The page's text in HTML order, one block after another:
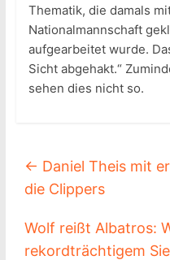
Thematik, die damals
Nationalmannschaft
aufgearbeitet wurde.
Sicht abgehakt.“
sehen dies nicht so.
← Daniel Theis mit
die Clippers
Wolf reißt Albatros:
rekordträchtigem